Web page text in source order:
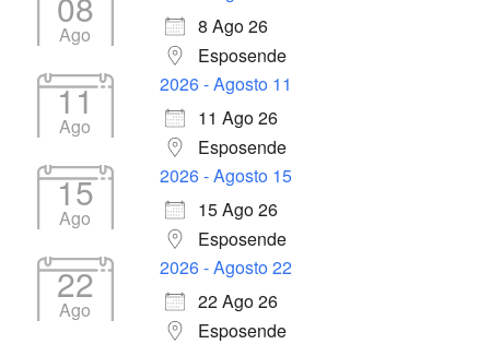
Ago
8 Ago 26
Esposende
11
Ago
2026 - Agosto 11
11 Ago 26
Esposende
15
Ago
2026 - Agosto 15
15 Ago 26
Esposende
22
Ago
2026 - Agosto 22
22 Ago 26
Esposende